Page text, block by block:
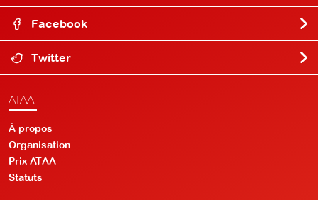
Facebook
Twitter
ATAA
À propos
Organisation
Prix ATAA
Statuts